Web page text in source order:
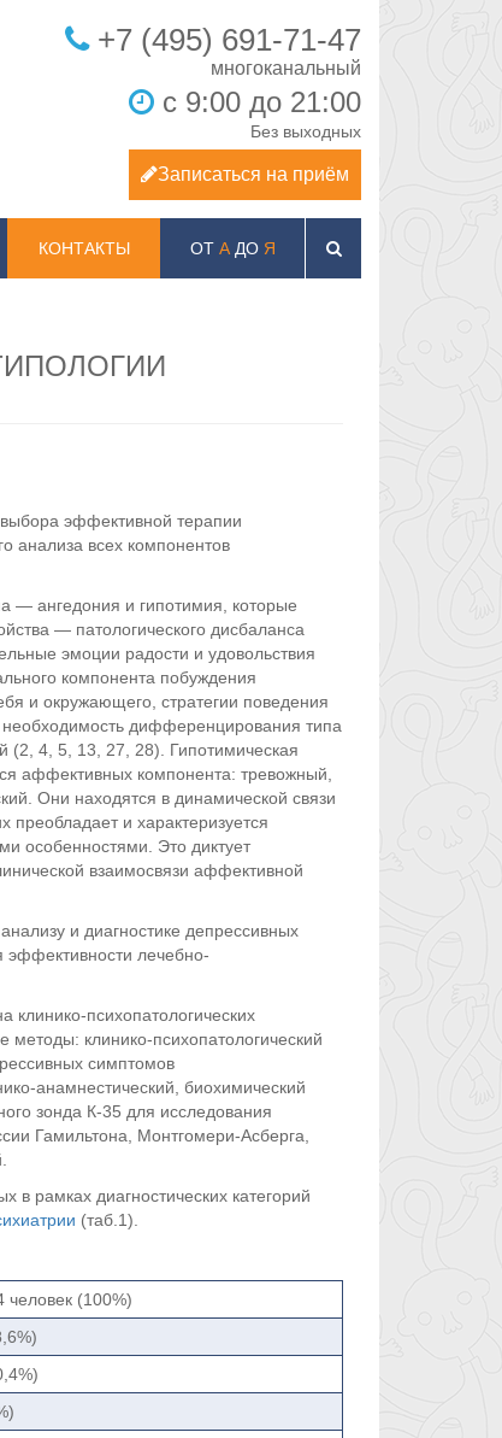
+7 (495) 691-71-47
с 9:00 до 21:00
Без выходных
Записаться на приём
КОНТАКТЫ ОТ АДО Я
выбора эффективной терапии
анализа всех компонентов
ангедония и гипотимия, которые
— патологического дисбаланса
эмоции радости и удовольствия
компонента побуждения
и окружающего, стратегии поведения
дифференцирования типа
(2, 4, 5, 13, 27, 28). Гипотимическая
аффективных компонента: тревожный,
Они находятся в динамической связи
преобладает и характеризуется
особенностями. Это диктует
взаимосвязи аффективной
и диагностике депрессивных
эффективности лечебно-
психопатологических
клинико-психопатологический
симптомов
анамнестический, биохимический
зонда К-35 для исследования
Гамильтона, Монтгомери-Асберга,
рамках диагностических категорий
(таб.1).
человек (100%)